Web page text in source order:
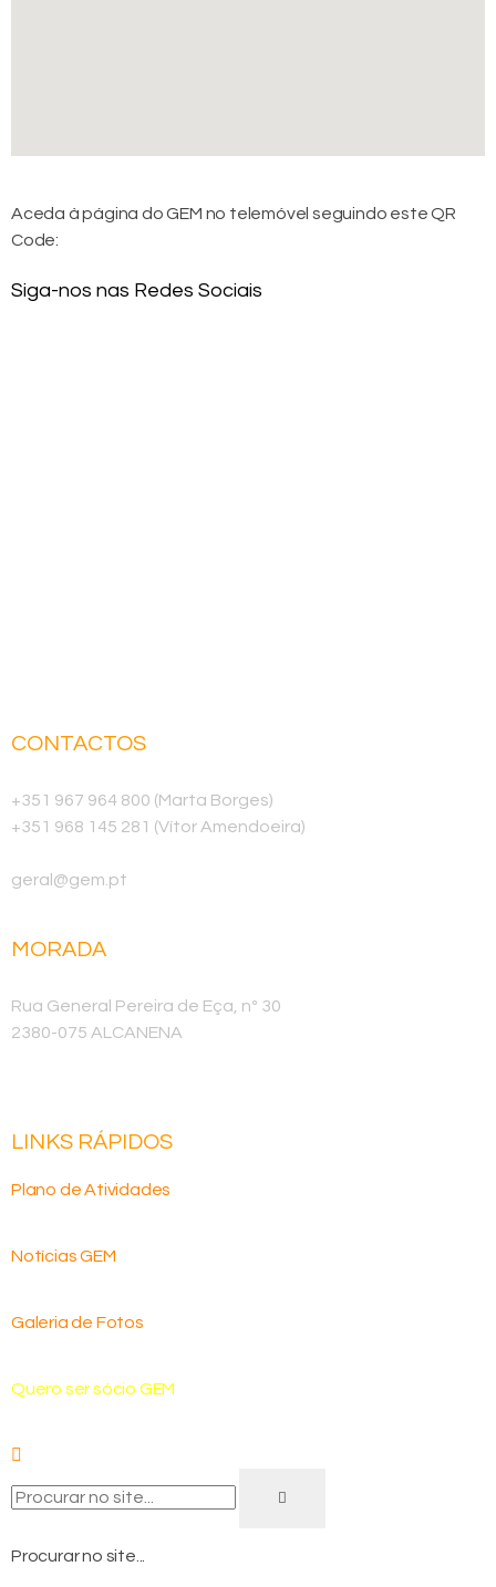
Aceda à página do GEM no telemóvel seguindo este QR
Code:
Siga-nos nas Redes Sociais
CONTACTOS
+351 967 964 800 (Marta Borges)
+351 968 145 281 (Vítor Amendoeira)
geral@gem.pt
MORADA
Rua General Pereira de Eça, nº 30
2380-075 ALCANENA
LINKS RÁPIDOS
Plano de Atividades
Notícias GEM
Galeria de Fotos
Quero ser sócio GEM
Procurar no site...